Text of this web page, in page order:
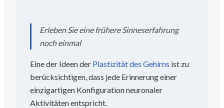
Erleben Sie eine frühere Sinneserfahrung
noch einmal
Eine der Ideen der Plastizität des Gehirns ist zu
berücksichtigen, dass jede Erinnerung einer
einzigartigen Konfiguration neuronaler
Aktivitäten entspricht.